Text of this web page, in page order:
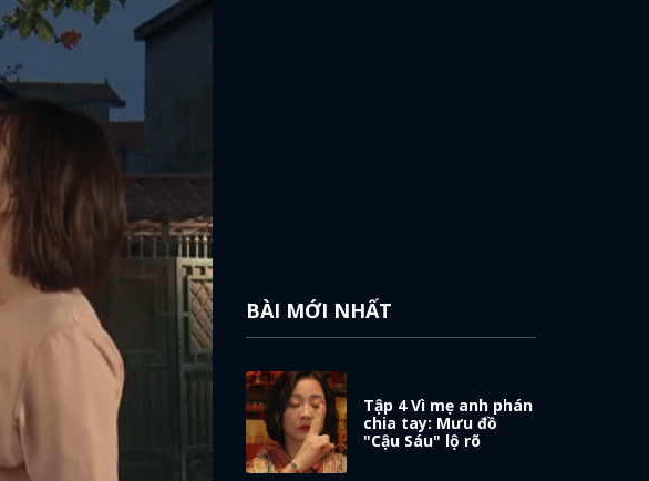
BÀI MỚI NHẤT
Tập 4 Vì mẹ anh phán
chia tay: Mưu đồ
"Cậu Sáu" lộ rõ